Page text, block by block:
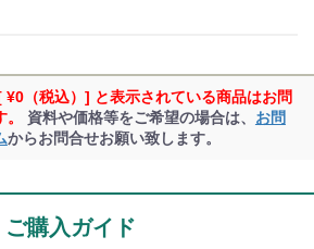
¥0（税込）] と表示されている商品はお問
資料や価格等をご希望の場合は、 お問
からお問合せお願い致します。
ご購入ガイド